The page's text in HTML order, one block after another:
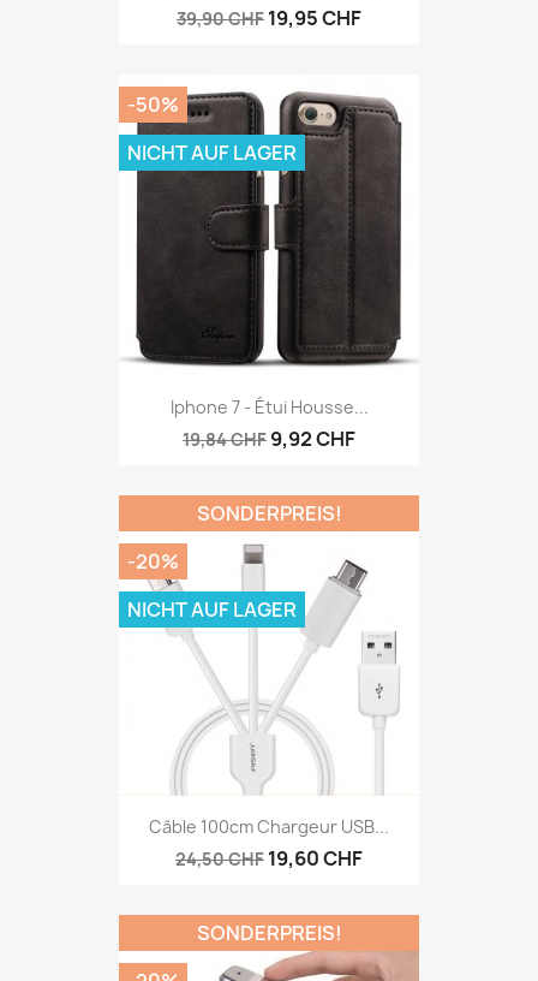
39,90 CHF 19,95 CHF
Iphone 7 - Étui Housse...
19,84 CHF 9,92 CHF
-50%
NICHT AUF LAGER
Câble 100cm Chargeur USB...
24,50 CHF 19,60 CHF
SONDERPREIS!
-20%
NICHT AUF LAGER
SONDERPREIS!